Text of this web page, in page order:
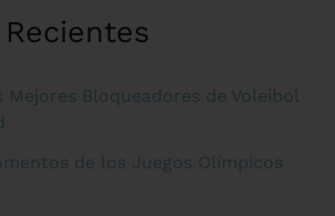
Mejores Bloqueadores de Voleibol
de los Juegos Olímpicos